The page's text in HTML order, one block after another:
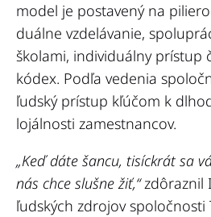
model je postavený na
duálne vzdelávanie,
školami, individuálny prístup
kódex. Podľa vedenia
ľudský prístup kľúčom k
lojálnosti zamestnancov.
„Keď dáte šancu, tisíckrát sa
nás chce slušne žiť,“ zdôraznil
ľudských zdrojov spoločnosti